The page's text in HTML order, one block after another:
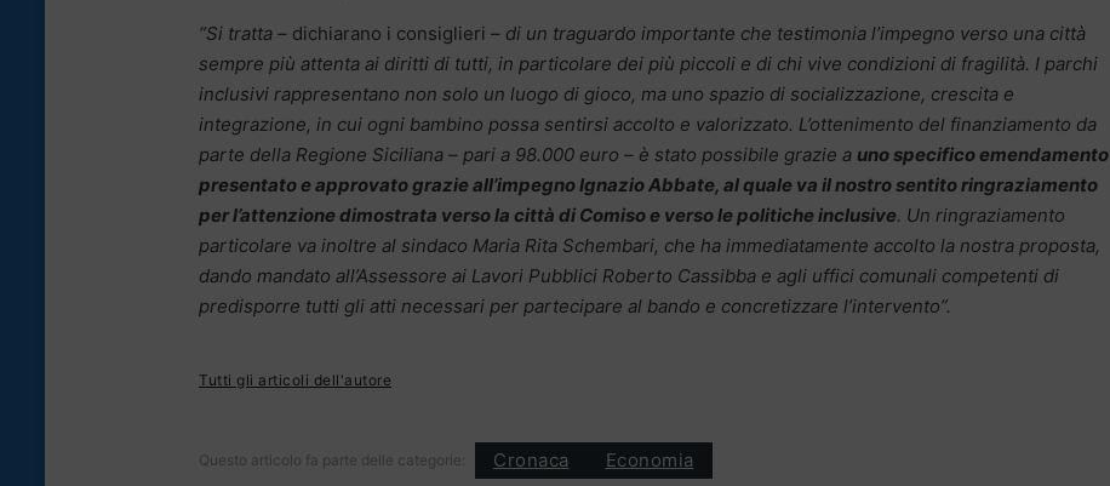
“Si tratta – dichiarano i consiglieri – di un traguardo importante che testimonia l’impegno verso una città
sempre più attenta ai diritti di tutti, in particolare dei più piccoli e di chi vive condizioni di fragilità. I parchi
inclusivi rappresentano non solo un luogo di gioco, ma uno spazio di socializzazione, crescita e
integrazione, in cui ogni bambino possa sentirsi accolto e valorizzato. L’ottenimento del finanziamento da
parte della Regione Siciliana – pari a 98.000 euro – è stato possibile grazie a uno specifico emendamento
presentato e approvato grazie all’impegno Ignazio Abbate, al quale va il nostro sentito ringraziamento
per l’attenzione dimostrata verso la città di Comiso e verso le politiche inclusive. Un ringraziamento
particolare va inoltre al sindaco Maria Rita Schembari, che ha immediatamente accolto la nostra proposta,
dando mandato all’Assessore ai Lavori Pubblici Roberto Cassibba e agli uffici comunali competenti di
predisporre tutti gli atti necessari per partecipare al bando e concretizzare l’intervento”.
Tutti gli articoli dell'autore
Questo articolo fa parte delle categorie: Cronaca Economia